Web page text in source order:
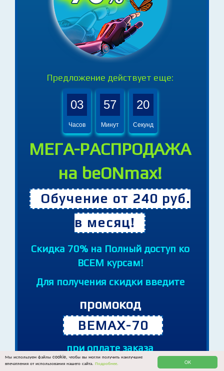
OK
Мы используем файлы cookie, чтобы вы могли получить наилучшие
впечатления от использования нашего сайта. Подробнее.
Предложение действует еще:
03
Часов
57
Минут
18
Секунд
МЕГА-РАСПРОДАЖА
на beONmax!
Обучение от 240 руб.
в месяц!
Cкидка 70% на Полный доступ ко
ВСЕМ курсам!
Для получения скидки введите
промокод
BEMAX-70